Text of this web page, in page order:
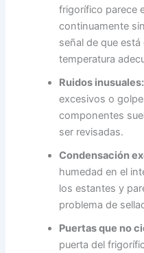
frigorífico parece
continuamente
señal de que
temperatura
Ruidos inusuales:
excesivos o
componentes
ser revisadas.
Condensación
humedad en el
los estantes y
problema de
Puertas que no
puerta del